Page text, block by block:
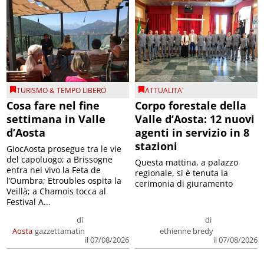
TURISMO & TEMPO LIBERO
Cosa fare nel fine
settimana in Valle
d’Aosta
Aosta
di
gazzettamatin
il 07/08/2026
GiocAosta prosegue tra le vie
del capoluogo; a Brissogne
entra nel vivo la Feta de
l’Oumbra; Etroubles ospita la
Veillà; a Chamois tocca al
Festival A...
ATTUALITA'
Corpo forestale della
Valle d’Aosta: 12 nuovi
agenti in servizio in 8
stazioni
di
ethienne bredy
il 07/08/2026
Questa mattina, a palazzo
regionale, si è tenuta la
cerimonia di giuramento